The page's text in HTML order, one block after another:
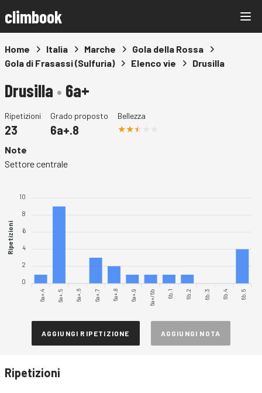
climbook
Home Italia Marche
Gola della Rossa
Gola di Frasassi (Sulfuria)
Elenco vie Drusilla
Drusilla • 6a+
Ripetizioni
23
Grado proposto
6a+.8
Bellezza
Note
Settore centrale
10
8
6
4
2
0
Ripetizioni
6a+.4 6a+.5 6a+.6 6a+.7 6a+.8 6a+.9 6a+/6b 6b.1 6b.2 6b.3 6b.4 6b.5
AGGIUNGI RIPETIZIONE AGGIUNGI NOTA
Ripetizioni